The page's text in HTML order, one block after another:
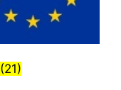
(21)